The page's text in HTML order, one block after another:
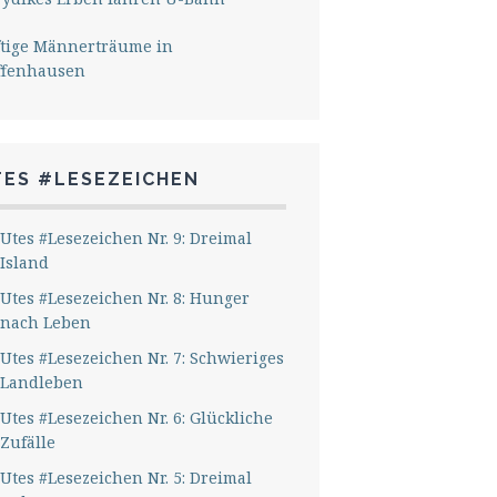
Männerträume in
#LESEZEICHEN
Utes #Lesezeichen Nr. 9: Dreimal
Island
Utes #Lesezeichen Nr. 8: Hunger
nach Leben
Utes #Lesezeichen Nr. 7: Schwieriges
Landleben
Utes #Lesezeichen Nr. 6: Glückliche
Zufälle
Utes #Lesezeichen Nr. 5: Dreimal